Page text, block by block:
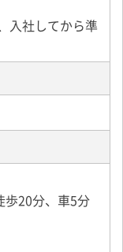
入社してから準
歩20分、車5分